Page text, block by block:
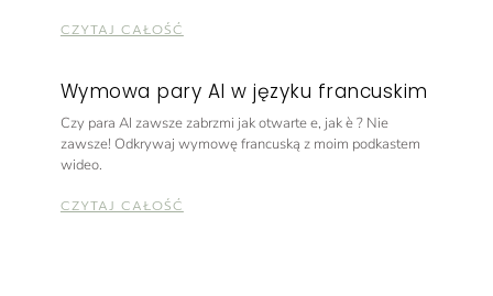
CZYTAJ CAŁOŚĆ
Wymowa pary AI w języku francuskim
Czy para AI zawsze zabrzmi jak otwarte e, jak è ? Nie
zawsze! Odkrywaj wymowę francuską z moim podkastem
wideo.
CZYTAJ CAŁOŚĆ